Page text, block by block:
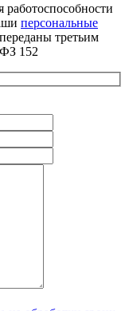
работоспособности
персональные
третьим
152